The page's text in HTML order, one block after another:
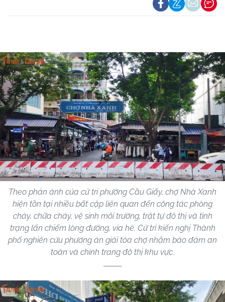
Theo phản ánh của cử tri phường Cầu Giấy, chợ Nhà Xanh
hiện tồn tại nhiều bất cập liên quan đến công tác phòng
cháy, chữa cháy, vệ sinh môi trường, trật tự đô thị và tình
trạng lấn chiếm lòng đường, vỉa hè. Cử tri kiến nghị Thành
phố nghiên cứu phương án giải tỏa chợ nhằm bảo đảm an
toàn và chỉnh trang đô thị khu vực.